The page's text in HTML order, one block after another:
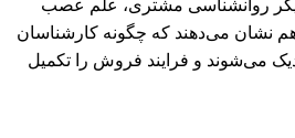
روانشناسی مشتری، علم عصب
نشان می‌دهند که چگونه کارشناسان
می‌شوند و فرایند فروش را تکمیل